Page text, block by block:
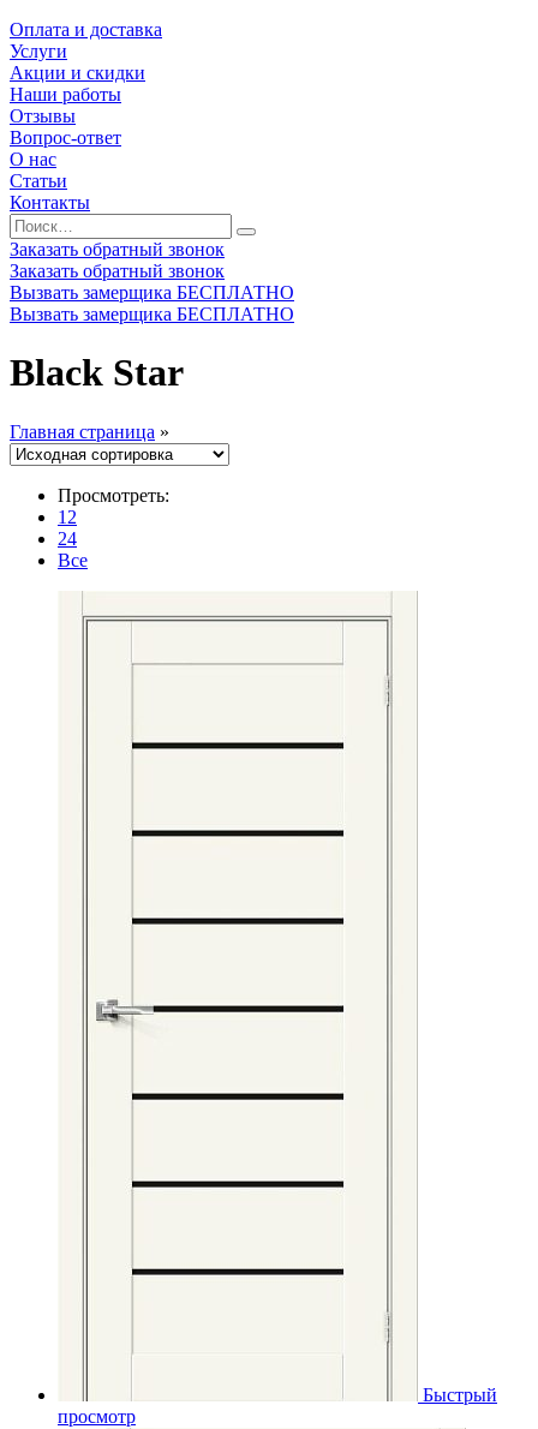
Оплата и доставка
Услуги
Акции и скидки
Наши работы
Отзывы
Вопрос-ответ
О нас
Статьи
Контакты
Заказать обратный звонок
Заказать обратный звонок
Вызвать замерщика БЕСПЛАТНО
Вызвать замерщика БЕСПЛАТНО
Black Star
Главная страница »
Просмотреть:
12
24
Все
Быстрый
просмотр